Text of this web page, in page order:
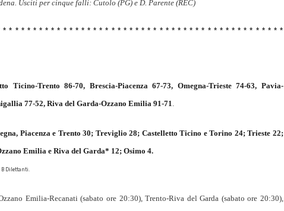
Usciti per cinque falli: Cutolo (PG) e D. Parente (REC)
* * * * * * * * * * * * * * * * * * * * * * * * * * * * * * * * * * * * * * * * * * * * * *
Ticino-Trento 86-70, Brescia-Piacenza 67-73, Omegna-Trieste 74-63, Pavia-
77-52, Riva del Garda-Ozzano Emilia 91-71.
Piacenza e Trento 30; Treviglio 28; Castelletto Ticino e Torino 24; Trieste 22;
Emilia e Riva del Garda* 12; Osimo 4.
B Dilettanti.
Emilia-Recanati (sabato ore 20:30), Trento-Riva del Garda (sabato ore 20:30),